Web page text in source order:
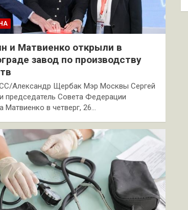
и Матвиенко открыли в
завод по производству
Александр Щербак Мэр Москвы Сергей
председатель Совета Федерации
Матвиенко в четверг, 26…